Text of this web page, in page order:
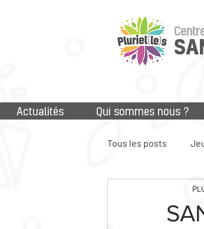
Actualités Qui sommes nous ?
Tous les posts
Accès aux droits